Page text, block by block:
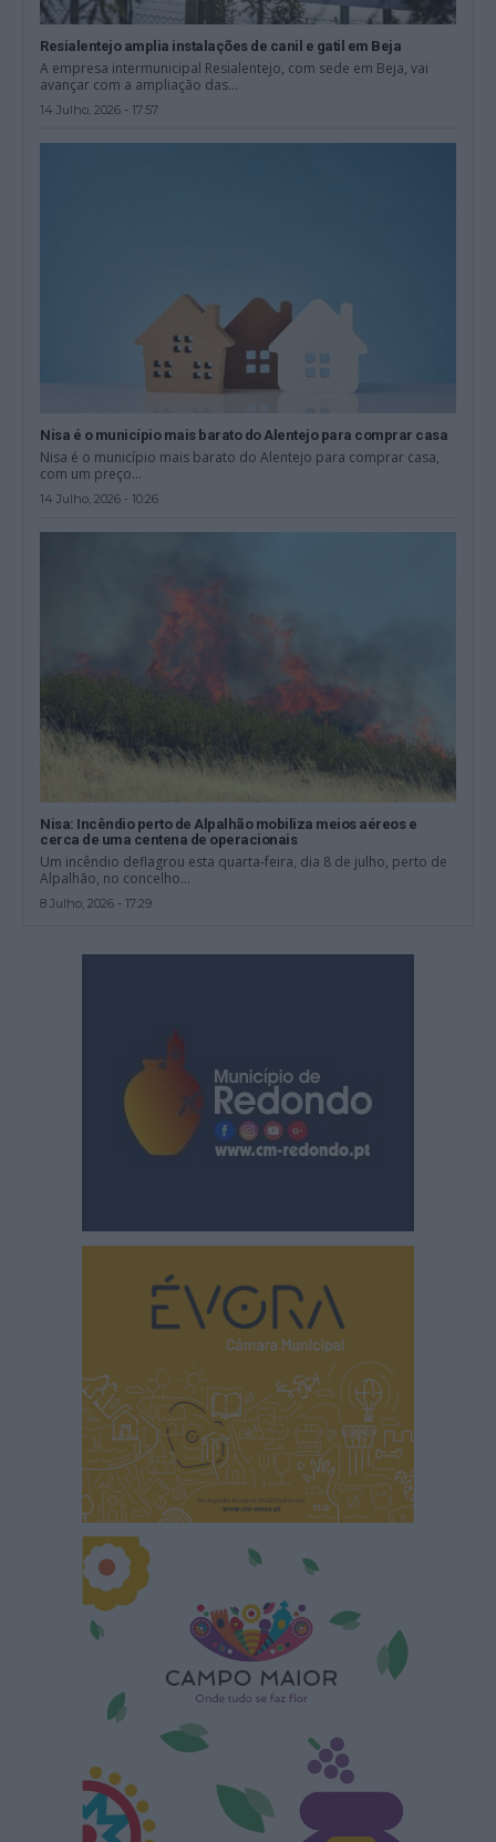
Resialentejo amplia instalações de canil e gatil em Beja
A empresa intermunicipal Resialentejo, com sede em Beja, vai
avançar com a ampliação das...
14 Julho, 2026 - 17:57
Nisa é o município mais barato do Alentejo para comprar casa
Nisa é o município mais barato do Alentejo para comprar casa,
com um preço...
14 Julho, 2026 - 10:26
Nisa: Incêndio perto de Alpalhão mobiliza meios aéreos e
cerca de uma centena de operacionais
Um incêndio deflagrou esta quarta-feira, dia 8 de julho, perto de
Alpalhão, no concelho...
8 Julho, 2026 - 17:29